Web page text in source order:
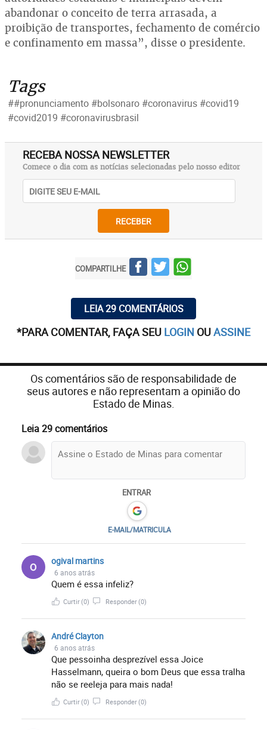
abandonar o conceito de terra arrasada, a
proibição de transportes, fechamento de comércio
e confinamento em massa”, disse o presidente.
Tags
##pronunciamento #bolsonaro #coronavirus #covid19
#covid2019 #coronavirusbrasil
RECEBA NOSSA NEWSLETTER
Comece o dia com as notícias selecionadas pelo nosso editor
RECEBER
COMPARTILHE
LEIA 29 COMENTÁRIOS
*PARA COMENTAR, FAÇA SEU LOGIN OUASSINE
Os comentários são de responsabilidade de
seus autores e não representam a opinião do
Estado de Minas.
Leia 29 comentários
ENTRAR
E-MAIL/MATRICULA
ogival martins
6 anos atrás
Quem é essa infeliz?
Curtir(0) Responder(0)
André Clayton
6 anos atrás
Que pessoinha desprezível essa Joice
Hasselmann, queira o bom Deus que essa tralha
não se reeleja para mais nada!
Curtir(0) Responder(0)